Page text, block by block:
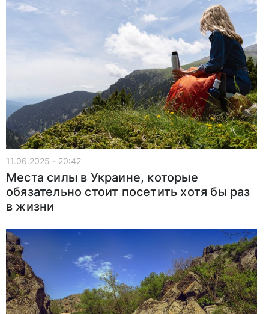
11.06.2025 - 20:42
Места силы в Украине, которые
обязательно стоит посетить хотя бы раз
в жизни